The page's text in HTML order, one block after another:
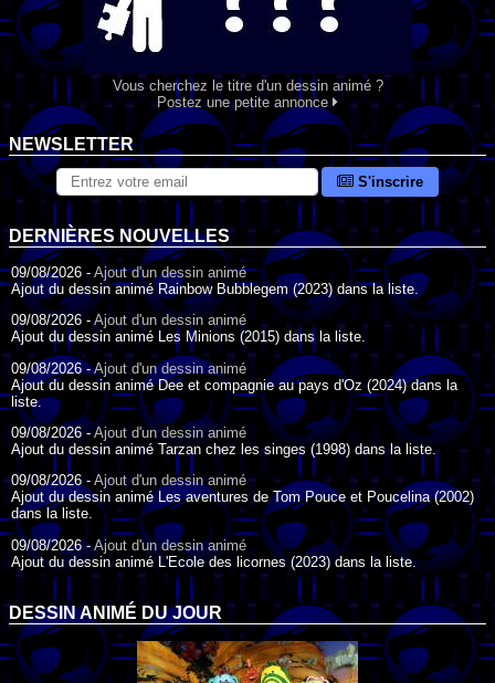
Vous cherchez le titre d'un dessin animé ?
Postez une petite annonce
NEWSLETTER
S'inscrire
DERNIÈRES NOUVELLES
09/08/2026 - Ajout d'un dessin animé
Ajout du dessin animé Rainbow Bubblegem (2023) dans la liste.
09/08/2026 -Ajout d'un dessin animé
Ajout du dessin animé Les Minions (2015) dans la liste.
09/08/2026 -Ajout d'un dessin animé
Ajout du dessin animé Dee et compagnie au pays d'Oz (2024) dans la
liste.
09/08/2026 -Ajout d'un dessin animé
Ajout du dessin animé Tarzan chez les singes (1998) dans la liste.
09/08/2026 -Ajout d'un dessin animé
Ajout du dessin animé Les aventures de Tom Pouce et Poucelina (2002)
dans la liste.
09/08/2026 -Ajout d'un dessin animé
Ajout du dessin animé L'Ecole des licornes (2023) dans la liste.
09/08/2026 -
Ajout d'un dessin animé
Ajout du dessin animé Wonder Choux ! (2006) dans la liste.
09/08/2026 -
Ajout d'un dessin animé
Ajout du dessin animé Anna et ses amis (2022) dans la liste.
DESSIN ANIMÉ DU JOUR